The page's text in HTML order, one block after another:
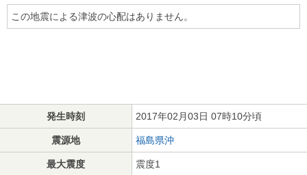
この地震による津波の心配はありません。
発生時刻 2017年02月03日 07時10分頃
震源地 福島県沖
最大震度 震度1